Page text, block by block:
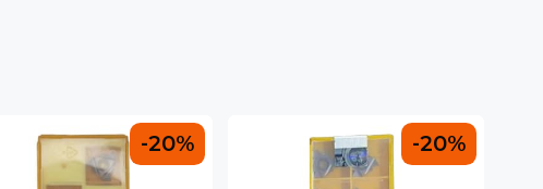
-20% -20%